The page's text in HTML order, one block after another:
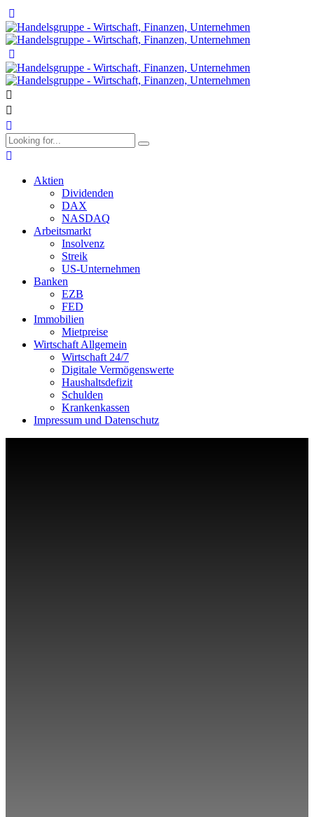
Aktien
Dividenden
DAX
NASDAQ
Arbeitsmarkt
Insolvenz
Streik
US-Unternehmen
Banken
EZB
FED
Immobilien
Mietpreise
Wirtschaft Allgemein
Wirtschaft 24/7
Digitale Vermögenswerte
Haushaltsdefizit
Schulden
Krankenkassen
Impressum und Datenschutz